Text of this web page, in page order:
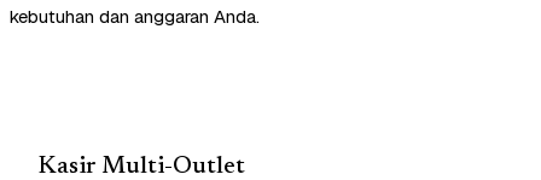
kebutuhan dan anggaran Anda.
Kasir Multi-Outlet